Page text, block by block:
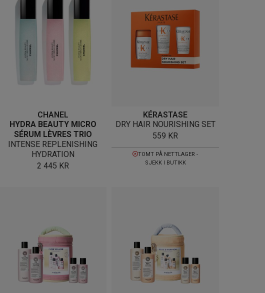
CHANEL
HYDRA BEAUTY MICRO
SÉRUM LÈVRES TRIO
INTENSE REPLENISHING
HYDRATION
2 445 KR
KÉRASTASE
DRY HAIR NOURISHING SET
559 KR
TOMT PÅ NETTLAGER -
SJEKK I BUTIKK